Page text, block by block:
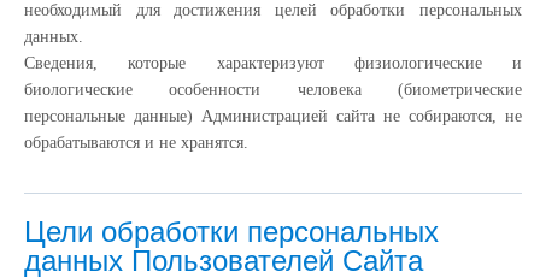
необходимый для достижения целей обработки персональных
данных.
Сведения, которые характеризуют физиологические и
биологические особенности человека (биометрические
персональные данные) Администрацией сайта не собираются, не
обрабатываются и не хранятся.
Цели обработки персональных
данных Пользователей Сайта